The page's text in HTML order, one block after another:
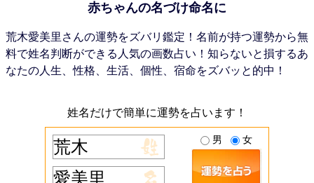
赤ちゃんの名づけ命名に
荒木愛美里さんの運勢をズバリ鑑定！名前が持つ運勢から無
料で姓名判断ができる人気の画数占い！知らないと損するあ
なたの人生、性格、生活、個性、宿命をズバッと的中！
姓名だけで簡単に運勢を占います！
男 女